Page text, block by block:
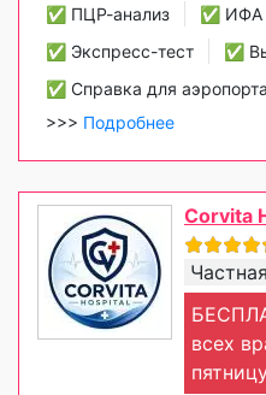
✅ ПЦР-анализ
✅ ИФА
✅ Экспресс-тест
✅
✅ Справка для
>>> Подробнее
Corvita
всех